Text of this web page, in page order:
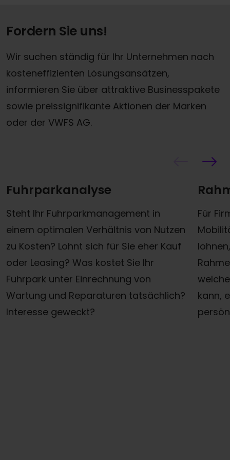
Fordern Sie uns!
Wir suchen ständig für Ihr Unternehmen nach
kosteneffizienten Lösungsansätzen,
informieren Sie über attraktive Businesspakete
sowie preissignifikante Aktionen der Marken
oder der VWFS AG.
Fuhrparkanalyse
Steht Ihr Fuhrparkmanagement in
einem optimalen Verhältnis von Nutzen
zu Kosten? Lohnt sich für Sie eher Kauf
oder Leasing? Was kostet Sie Ihr
Fuhrpark unter Einrechnung von
Wartung und Reparaturen tatsächlich?
Interesse geweckt?
Für
kann,